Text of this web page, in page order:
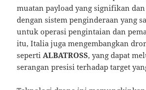
muatan payload yang signifikan
dengan sistem penginderaan yang
untuk operasi pengintaian dan
itu, Italia juga mengembangkan
sepertiALBATROSS, yang dapat
serangan presisi terhadap target